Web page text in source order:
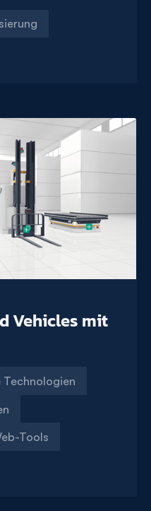
Vehicles mit
Technologien
Tools